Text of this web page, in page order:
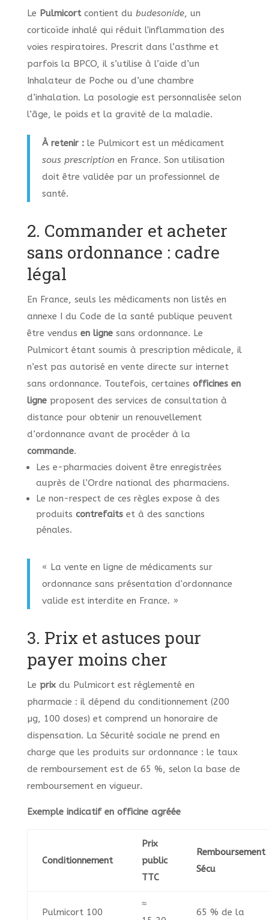
Le Pulmicortcontient du budesonide, un
corticoïde inhalé qui réduit l'inflammation des
voies respiratoires. Prescrit dans l’asthme et
parfois la BPCO, il s’utilise à l’aide d’un
Inhalateur de Poche ou d’une chambre
d’inhalation. La posologie est personnalisée selon
l’âge, le poids et la gravité de la maladie.
À retenir :le Pulmicort est un médicament
sous prescription en France. Son utilisation
doit être validée par un professionnel de
santé.
2. Commander et acheter
sans ordonnance : cadre
légal
En France, seuls les médicaments non listés en
annexe I du Code de la santé publique peuvent
être vendus en lignesans ordonnance. Le
Pulmicort étant soumis à prescription médicale, il
n’est pas autorisé en vente directe sur internet
sans ordonnance. Toutefois, certaines officines en
ligneproposent des services de consultation à
distance pour obtenir un renouvellement
d’ordonnance avant de procéder à la
commande.
Les e-pharmacies doivent être enregistrées
auprès de l’Ordre national des pharmaciens.
Le non-respect de ces règles expose à des
produits contrefaitset à des sanctions
pénales.
« La vente en ligne de médicaments sur
ordonnance sans présentation d'ordonnance
valide est interdite en France. »
3. Prix et astuces pour
payer moins cher
Le prixdu Pulmicort est réglementé en
pharmacie : il dépend du conditionnement (200
µg, 100 doses) et comprend un honoraire de
dispensation. La Sécurité sociale ne prend en
charge que les produits sur ordonnance : le taux
de remboursement est de 65 %, selon la base de
remboursement en vigueur.
Exemple indicatif en officine agréée
Conditionnement
Prix
public
TTC
Remboursement
Sécu
Pulmicort 100
≈
65 % de la